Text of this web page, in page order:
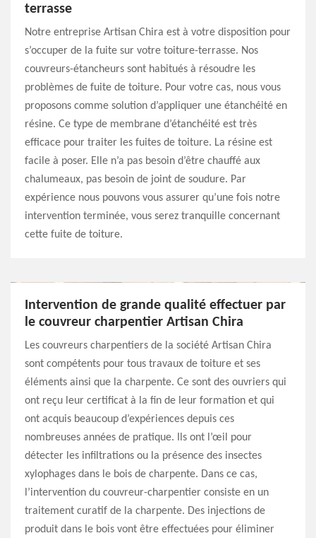
terrasse
Notre entreprise Artisan Chira est à votre disposition pour
s’occuper de la fuite sur votre toiture-terrasse. Nos
couvreurs-étancheurs sont habitués à résoudre les
problèmes de fuite de toiture. Pour votre cas, nous vous
proposons comme solution d’appliquer une étanchéité en
résine. Ce type de membrane d’étanchéité est très
efficace pour traiter les fuites de toiture. La résine est
facile à poser. Elle n’a pas besoin d’être chauffé aux
chalumeaux, pas besoin de joint de soudure. Par
expérience nous pouvons vous assurer qu’une fois notre
intervention terminée, vous serez tranquille concernant
cette fuite de toiture.
Intervention de grande qualité effectuer par
le couvreur charpentier Artisan Chira
Les couvreurs charpentiers de la société Artisan Chira
sont compétents pour tous travaux de toiture et ses
éléments ainsi que la charpente. Ce sont des ouvriers qui
ont reçu leur certificat à la fin de leur formation et qui
ont acquis beaucoup d’expériences depuis ces
nombreuses années de pratique. Ils ont l’œil pour
détecter les infiltrations ou la présence des insectes
xylophages dans le bois de charpente. Dans ce cas,
l’intervention du couvreur-charpentier consiste en un
traitement curatif de la charpente. Des injections de
produit dans le bois vont être effectuées pour éliminer